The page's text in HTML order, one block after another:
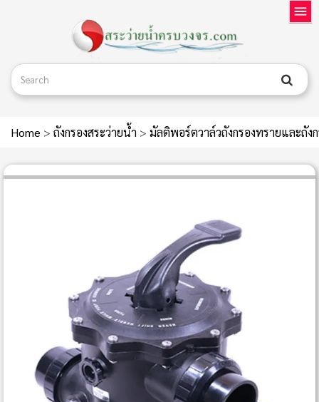
Home > ถังกรองสระว่ายน้ำ > มัลติพอร์ตวาล์วถังกรองทรายและถัง